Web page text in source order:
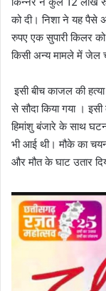
को दी। निशा ने यह पैसे
रुपए एक सुपारी किलर
किसी अन्य मामले में जेल
इसी बीच काजल की
से सौदा किया गया ।
हिमांशु बंजारे के साथ
भी आई थी। मौके का
और मौत के घाट उतार